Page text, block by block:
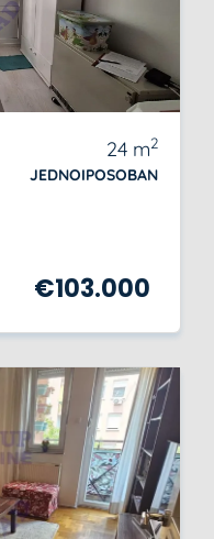
24 m2
JEDNOIPOSOBAN
€103.000